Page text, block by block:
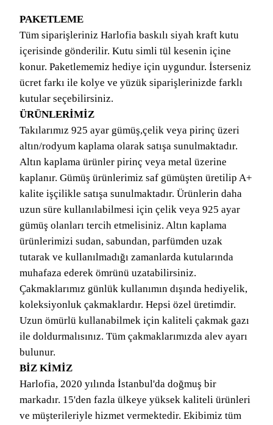
PAKETLEME
Tüm siparişleriniz Harlofia baskılı siyah kraft kutu
içerisinde gönderilir. Kutu simli tül kesenin içine
konur. Paketlememiz hediye için uygundur. İsterseniz
ücret farkı ile kolye ve yüzük siparişlerinizde farklı
kutular seçebilirsiniz.
ÜRÜNLERİMİZ
Takılarımız 925 ayar gümüş,çelik veya pirinç üzeri
altın/rodyum kaplama olarak satışa sunulmaktadır.
Altın kaplama ürünler pirinç veya metal üzerine
kaplanır. Gümüş ürünlerimiz saf gümüşten üretilip A+
kalite işçilikle satışa sunulmaktadır. Ürünlerin daha
uzun süre kullanılabilmesi için çelik veya 925 ayar
gümüş olanları tercih etmelisiniz. Altın kaplama
ürünlerimizi sudan, sabundan, parfümden uzak
tutarak ve kullanılmadığı zamanlarda kutularında
muhafaza ederek ömrünü uzatabilirsiniz.
Çakmaklarımız günlük kullanımın dışında hediyelik,
koleksiyonluk çakmaklardır. Hepsi özel üretimdir.
Uzun ömürlü kullanabilmek için kaliteli çakmak gazı
ile doldurmalısınız. Tüm çakmaklarımızda alev ayarı
bulunur.
BİZ KİMİZ
Harlofia, 2020 yılında İstanbul'da doğmuş bir
markadır. 15'den fazla ülkeye yüksek kaliteli ürünleri
ve müşterileriyle hizmet vermektedir. Ekibimiz tüm